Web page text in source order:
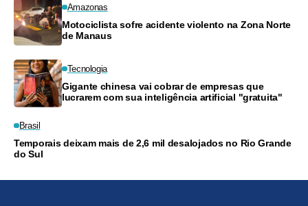
Amazonas
Motociclista sofre acidente violento na Zona Norte
de Manaus
Tecnologia
Gigante chinesa vai cobrar de empresas que
lucrarem com sua inteligência artificial "gratuita"
Brasil
Temporais deixam mais de 2,6 mil desalojados no Rio Grande
do Sul